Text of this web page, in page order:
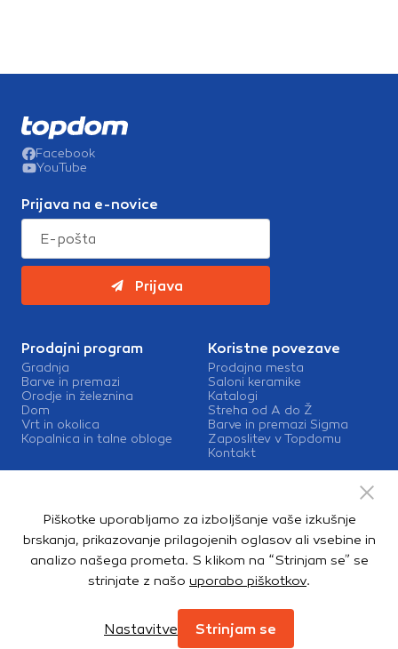
Facebook
YouTube
Prijava na e-novice
Prijava
Prodajni program
Gradnja
Barve in premazi
Orodje in železnina
Dom
Vrt in okolica
Kopalnica in talne obloge
Koristne povezave
Prodajna mesta
Saloni keramike
Katalogi
Streha od A do Ž
Barve in premazi Sigma
Zaposlitev v Topdomu
Kontakt
Mešalnice barv
Dostava
Zasebnost in piškotki
Piškotke uporabljamo za izboljšanje vaše izkušnje
brskanja, prikazovanje prilagojenih oglasov ali vsebine in
analizo našega prometa. S klikom na “Strinjam se” se
strinjate z našo uporabo piškotkov.
Nastavitve Strinjam se